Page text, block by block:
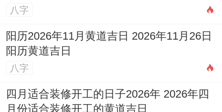
八字
阳历2026年11月黄道吉日 2026年11月26日
阳历黄道吉日
八字
四月适合装修开工的日子2026年 2026年四
月份适合装修开工的黄道吉日